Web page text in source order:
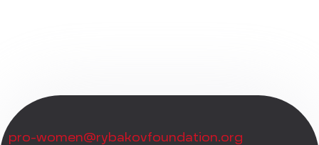
pro-women@rybakovfoundation.org